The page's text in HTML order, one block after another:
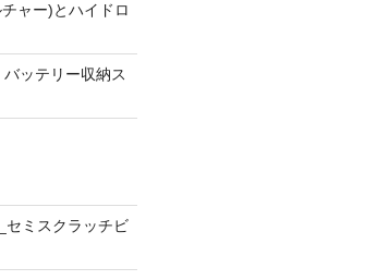
ャー)とハイドロ
バッテリー収納ス
セミスクラッチビ